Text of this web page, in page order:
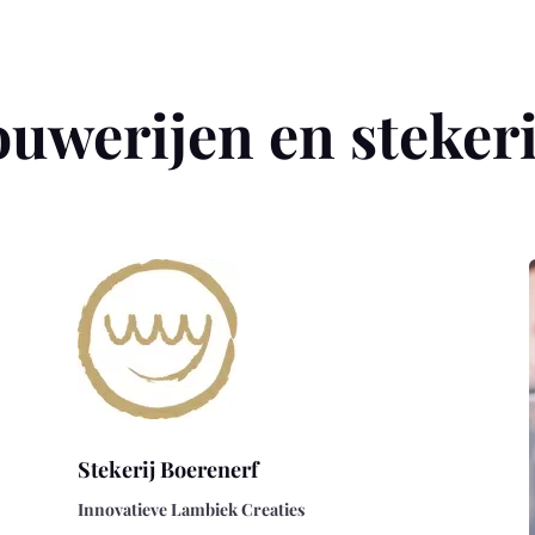
en
Stekerij Boerenerf
Innovatieve Lambiek Creaties